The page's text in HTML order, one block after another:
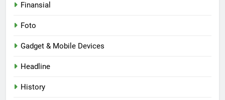
Finansial
Foto
Gadget & Mobile Devices
Headline
History